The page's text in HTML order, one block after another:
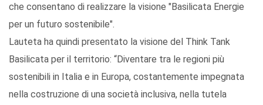
che consentano di realizzare la visione "Basilicata Energie
per un futuro sostenibile".
Lauteta ha quindi presentato la visione del Think Tank
Basilicata per il territorio: “Diventare tra le regioni più
sostenibili in Italia e in Europa, costantemente impegnata
nella costruzione di una società inclusiva, nella tutela